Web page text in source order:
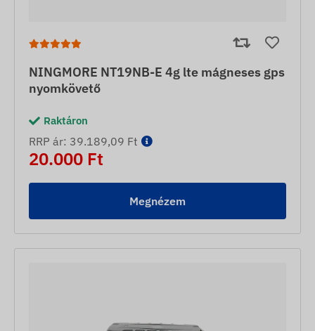
NINGMORE NT19NB-E 4g lte mágneses gps
nyomkövető
Raktáron
RRP ár: 39.189,09 Ft
20.000 Ft
Megnézem